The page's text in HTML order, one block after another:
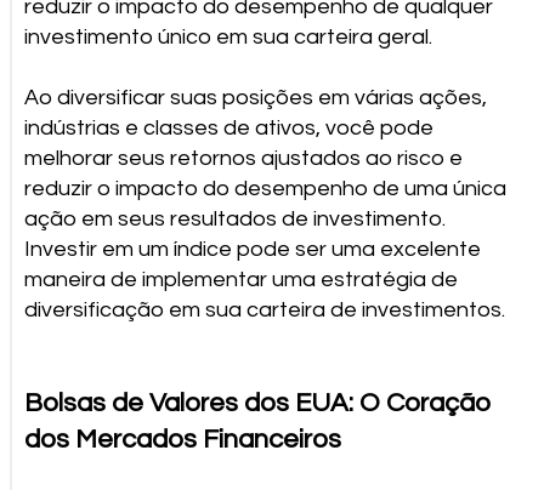
reduzir o impacto do desempenho de qualquer
investimento único em sua carteira geral.
Ao diversificar suas posições em várias ações,
indústrias e classes de ativos, você pode
melhorar seus retornos ajustados ao risco e
reduzir o impacto do desempenho de uma única
ação em seus resultados de investimento.
Investir em um índice pode ser uma excelente
maneira de implementar uma estratégia de
diversificação em sua carteira de investimentos.
Bolsas de Valores dos EUA: O Coração
dos Mercados Financeiros